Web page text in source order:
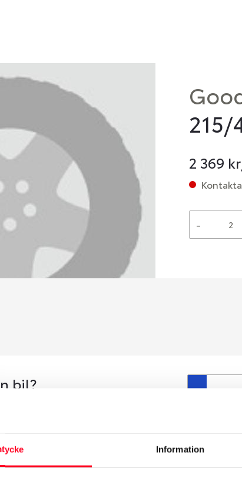
Information
215/
2 369
-
bil?
se om det däck du valt passar din
skall sättas på dina befintliga
så att däck och fälg har samma
bytts ut under årens lopp och inte
hade ut från fabrik.
S